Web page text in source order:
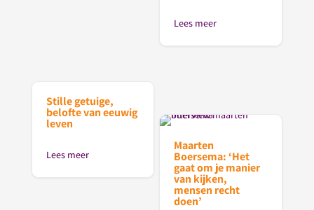
Lees meer
Stille getuige,
belofte van eeuwig
leven
Lees meer
Maarten
Boersema: ‘Het
gaat om je manier
van kijken,
mensen recht
doen’